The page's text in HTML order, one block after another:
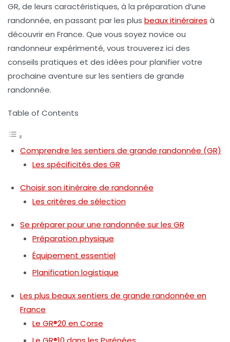
GR, de leurs caractéristiques, à la préparation d’une
randonnée, en passant par les plus beaux itinéraires à
découvrir en France. Que vous soyez novice ou
randonneur expérimenté, vous trouverez ici des
conseils pratiques et des idées pour planifier votre
prochaine aventure sur les sentiers de grande
randonnée.
Table of Contents
Comprendre les sentiers de grande randonnée (GR)
Les spécificités des GR
Choisir son itinéraire de randonnée
Les critères de sélection
Se préparer pour une randonnée sur les GR
Préparation physique
Équipement essentiel
Planification logistique
Les plus beaux sentiers de grande randonnée en
France
Le GR®20 en Corse